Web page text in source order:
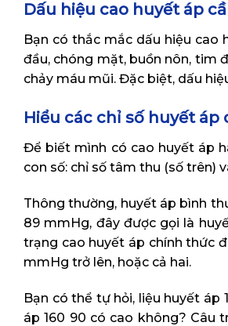
Dấu hiệu cao huyết áp
Bạn có thắc mắc dấu hiệu
đầu, chóng mặt, buồn nôn, tim
chảy máu mũi. Đặc biệt, dấu
Hiểu các chỉ số huyết áp
Để biết mình có cao huyết áp
con số: chỉ số tâm thu (số trên)
Thông thường, huyết áp bình
89 mmHg, đây được gọi là
trạng cao huyết áp chính thức
mmHg trở lên, hoặc cả hai.
Bạn có thể tự hỏi, liệu huyết áp
áp 160 90 có cao không? Câu